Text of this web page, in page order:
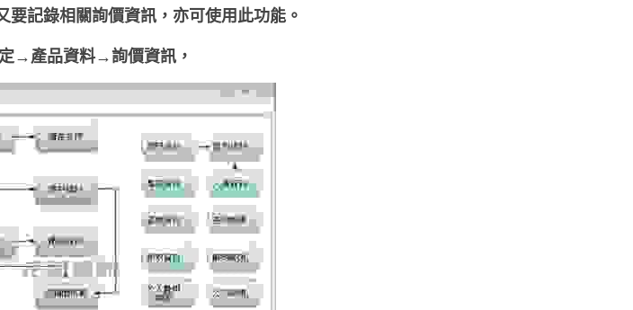
記錄相關詢價資訊，亦可使用此功能。
→產品資料→詢價資訊，